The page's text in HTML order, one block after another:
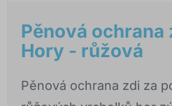
Pěnová ochrana
Hory - růžová
Pěnová ochrana zdi za